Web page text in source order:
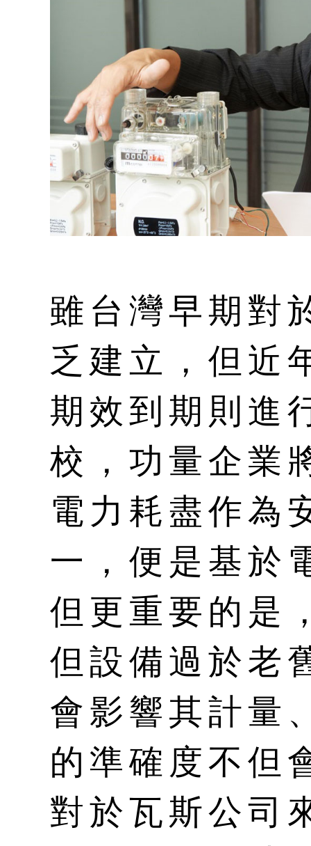
雖台灣早期對
乏建立，但近
期效到期則進
校，功量企業
電力耗盡作為
一，便是基於
但更重要的是
但設備過於老
會影響其計量
的準確度不但
對於瓦斯公司